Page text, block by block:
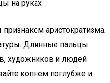
на руках
аристократизма,
Длинные пальцы
художников и людей
копнем поглубже и